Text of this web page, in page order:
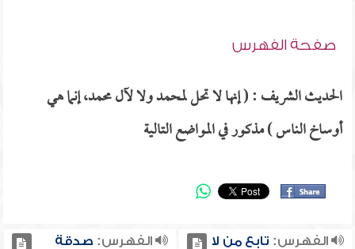
صفحة الفهرس
الحديث الشريف : ( إنها لا تحل لمحمد ولا لآل محمد، إنما هي
أوساخ الناس ) مذكور في المواضع التالية
الفهرس: تابع من لا
الفهرس: صدقة